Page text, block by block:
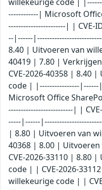
------------| Microsoft
-----------------------| |
--|------
8.40 | Uitvoeren van
40419 | 7.80 |
CVE-2026-40358 | 8.40
code | |----------------|------
Microsoft Office
--------------------------| |
-----|------
| 8.80 | Uitvoeren van
40368 | 8.00 |
CVE-2026-33110 | 8.80
code | | CVE-2026-
willekeurige code | |